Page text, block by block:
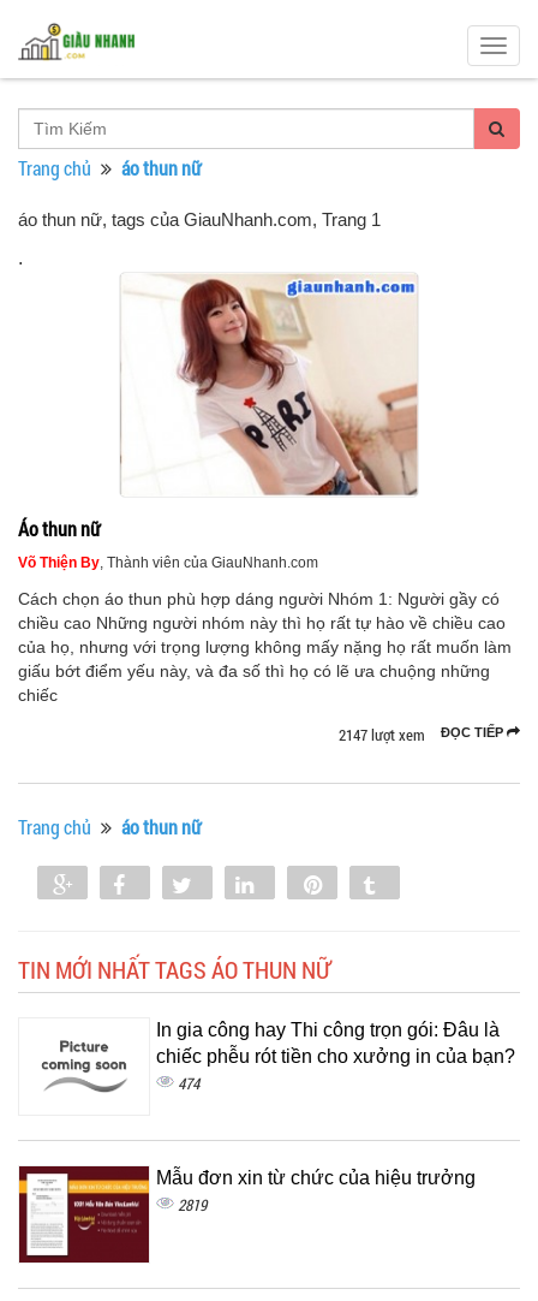
Trang chủ áo thun nữ
áo thun nữ, tags của GiauNhanh.com, Trang 1
.
Áo thun nữ
Võ Thiện By, Thành viên của GiauNhanh.com
Cách chọn áo thun phù hợp dáng người Nhóm 1: Người gầy có
chiều cao Những người nhóm này thì họ rất tự hào về chiều cao
của họ, nhưng với trọng lượng không mấy nặng họ rất muốn làm
giấu bớt điểm yếu này, và đa số thì họ có lẽ ưa chuộng những
chiếc
ĐỌC TIẾP
2147 lượt xem
Trang chủ áo thun nữ
Share Share Tweet Share
TIN MỚI NHẤT TAGS ÁO THUN NỮ
In gia công hay Thi công trọn gói: Đâu là
chiếc phễu rót tiền cho xưởng in của bạn?
474
Mẫu đơn xin từ chức của hiệu trưởng
2819